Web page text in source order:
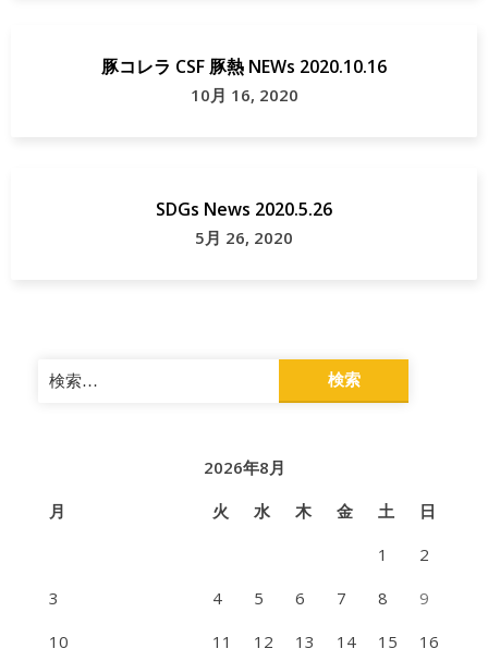
豚コレラ CSF 豚熱 NEWs 2020.10.16
10月 16, 2020
SDGs News 2020.5.26
5月 26, 2020
検
索:
2026年8月
月
火 水 木 金 土
日
1
2
3
4 5 6 7 8
9
10
11 12 13 14 15
16